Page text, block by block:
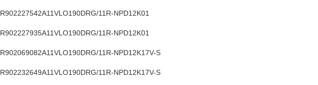
R902227542A11VLO190DRG/11R-NPD12K01
R902227935A11VLO190DRG/11R-NPD12K01
R902069082A11VLO190DRG/11R-NPD12K17V-S
R902232649A11VLO190DRG/11R-NPD12K17V-S